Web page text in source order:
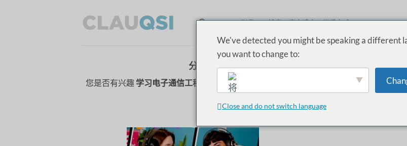
HOME 剧集 博客 客户感言 联系方式 INVITADAS
分类存档：INGENIERÍA ELECTRÓNICA DE
您是否有兴趣 学习电子通信工程 ?探索 ClauQSI 的这些节目，其中包括 女性榜样 分享他们
的意义，激发您未来的职业灵感！
We've detected you might be speaking a different
you want to change to:
English
Close and do not switch language